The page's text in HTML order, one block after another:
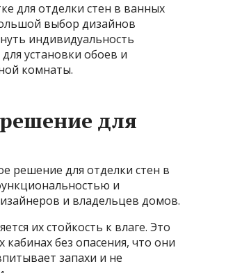
для отделки стен в ванных
выбор дизайнов
индивидуальность
установки обоев и
комнаты.
для
решение для отделки стен в
и
и владельцев домов.
их стойкость к влаге. Это
без опасения, что они
запахи и не